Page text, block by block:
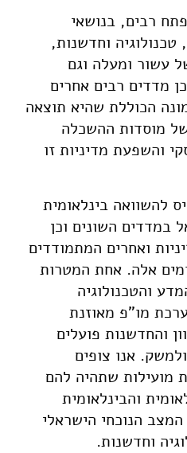
רבים, בנושאי
וחדשנות,
עשור ומעלה וגם
מדדים רבים אחרים
הכוללת שהיא תוצאה
מוסדות ההשכלה
והשפעת מדיניות זו
להשוואה בינלאומית
במדדים השונים וכן
ואחרים המתמודדים
אלה. אחת המטרות
והטכנולוגיה
מו"פ מאוזנת
והחדשנות פועלים
אנו צופים
מועילות שתהיה להם
והבינלאומית
הנוכחי הישראלי
וחדשנות.